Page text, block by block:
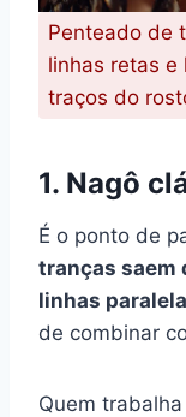
Penteado de
linhas retas e
traços do
1. Nagô
É o ponto de
tranças saem
linhas
de combinar
Quem